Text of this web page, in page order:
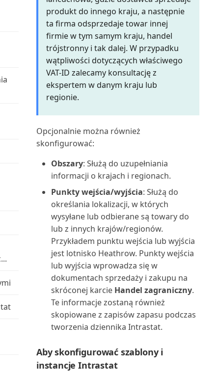
Zarządzanie intencją dostępu do
bazy danych w B...
Zarządzanie magazynem przez
usuwanie dokumentów...
Zarządzanie synchronizacją
danych głównych
Zarządzanie szyfrowaniem
danych | Microsoft Docs
Zarządzanie ustawieniami i
preferencjami użytko...
Zarządzanie użytkownikami i
Łączenie z Microsoft Dataverse
Środowiska piaskownicy
Używanie danych do tworzenia
aplikacji | Micros...
Używanie map online do
znajdowania lokalizacji ...
Używanie OCR do
przekształcania PDF w e-faktury
Używanie programu Excel do
importowania danych
Używanie przepływów Power
Automate w Business C...
zatwierdzania
Wielojęzyczne aplikacje Power BI
dla Business C...
Wprowadzanie zewnętrznych
numerów dokumentów
Wybór raportów w Business
Central
Wymiana danych
Wyszukiwanie kontaktów z
Microsoft Teams
Skrócona klawiaturowa
instrukcja obsługi: tylk...
Skróty klawiaturowe
Sortowanie, wyszukiwanie i
filtrowanie danych n...
Tworzenie serii numeracji
Tworzenie użytkowników
zgodnie z licencjami
Tworzenie zakładki do strony
lub raportu w cent...
Udostępnianie i eksportowanie
raportów za pomoc...
Uruchamianie i drukowanie
raportów w Business C...
Uruchamianie zadań
wsadowych i XMLportów
Ustawianie układu raportu
rozszerzeniem Envestnet...
Lista środków trwałych (raport)
Miejsce użycia (najwyższy
poziom) (raport)
Montaż na zamówienie:
Sprzedaż: informacje (r...
najważniejszych Excel (rapor...
Nabywca: podsumowanie
Nabywca: Saldo do dnia (raport)
Nabywca: szczegóły zamówienia
(raport)
Nabywca: uproszczone
wiekowanie podsumowania (...
Nabywca: lista 10 najlepszych
Nabywca: lista sprzedaży
(raport)
płatności (raport)
produkt do innego kraju, a następnie
ta firma odsprzedaje towar innej
firmie w tym samym kraju, handel
trójstronny i tak dalej. W przypadku
wątpliwości dotyczących właściwego
VAT-ID zalecamy konsultację z
ekspertem w danym kraju lub
regionie.
Opcjonalnie można również
skonfigurować:
Obszary: Służą do uzupełniania
informacji o krajach i regionach.
Punkty wejścia/wyjścia: Służą do
określania lokalizacji, w których
wysyłane lub odbierane są towary do
lub z innych krajów/regionów.
Przykładem punktu wejścia lub wyjścia
jest lotnisko Heathrow. Punkty wejścia
lub wyjścia wprowadza się w
dokumentach sprzedaży i zakupu na
skróconej karcie Handel zagraniczny.
Te informacje zostaną również
skopiowane z zapisów zapasu podczas
tworzenia dziennika Intrastat.
Aby skonfigurować szablony i
instancje Intrastat